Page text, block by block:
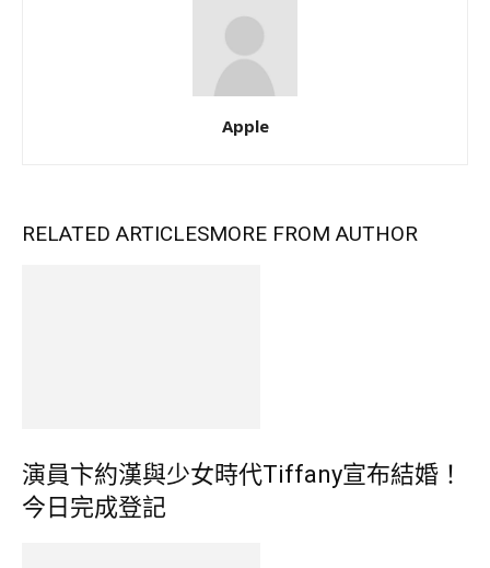
Apple
RELATED ARTICLESMORE FROM AUTHOR
演員卞約漢與少女時代Tiffany宣布結婚！
今日完成登記